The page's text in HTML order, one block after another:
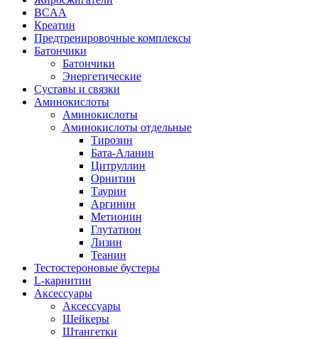
BCAA
Креатин
Предтренировочные комплексы
Батончики
Батончики
Энергетические
Суставы и связки
Аминокислоты
Аминокислоты
Аминокислоты отдельные
Тирозин
Бата-Аланин
Цитруллин
Орнитин
Таурин
Аргинин
Метионин
Глутатион
Лизин
Теанин
Тестостероновые бустеры
L-карнитин
Аксессуары
Аксессуары
Шейкеры
Штангетки